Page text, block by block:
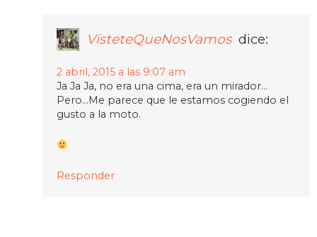
VísteteQueNosVamos dice:
2 abril, 2015 a las 9:07 am
Ja Ja Ja, no era una cima, era un mirador…
Pero…Me parece que le estamos cogiendo el
gusto a la moto.
Responder